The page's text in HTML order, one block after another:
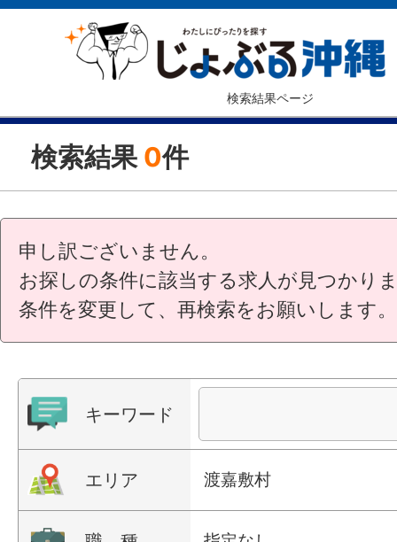
検索結果ページ
検索結果 0件
申し訳ございません。
お探しの条件に該当する求人が見つかり
条件を変更して、再検索をお願いします。
キーワード
エリア 渡嘉敷村